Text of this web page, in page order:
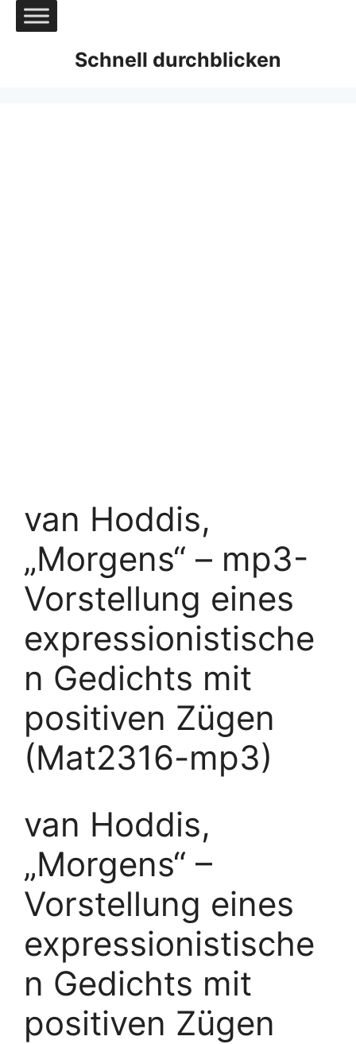
Zum
Inhalt
Schnell durchblicken
van Hoddis,
„Morgens“ – mp3-
Vorstellung eines
expressionistische
n Gedichts mit
positiven Zügen
(Mat2316-mp3)
van Hoddis,
„Morgens“ –
Vorstellung eines
expressionistische
n Gedichts mit
positiven Zügen